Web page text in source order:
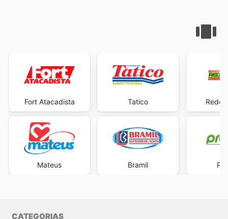
Fort Atacadista
Mateus
Tatico
Bramil
Rede
CATEGORIAS